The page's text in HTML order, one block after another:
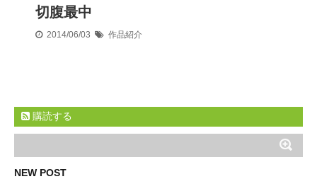
切腹最中
2014/06/03 作品紹介
購読する
NEW POST